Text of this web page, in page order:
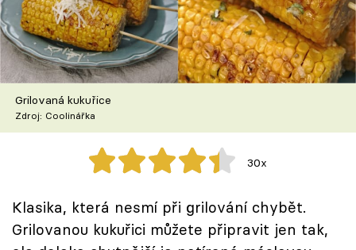
Články
TV Program
Škola vaření
Recepty z TV
Speciál: Cuketa
Těhotnej kuchař
Sledujte prima+
Grilovaná kukuřice
Zdroj: Coolinářka
30x
Klasika, která nesmí při grilování chybět.
Grilovanou kukuřici můžete připravit jen tak,